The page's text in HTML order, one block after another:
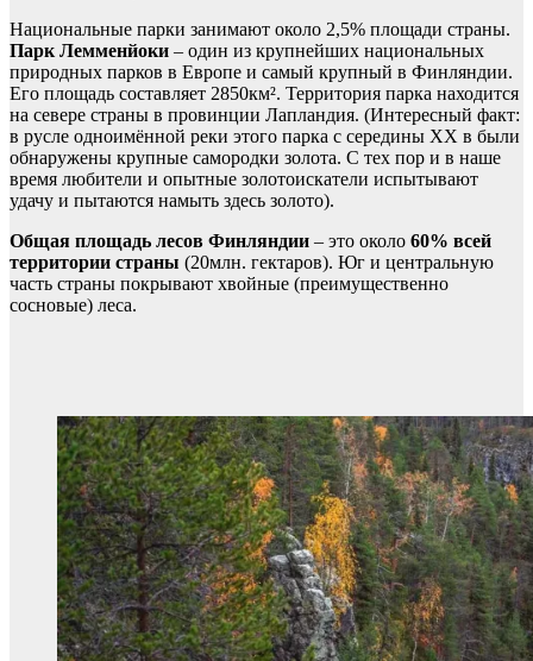
Национальные парки занимают около 2,5% площади страны.
Парк Лемменйоки – один из крупнейших национальных
природных парков в Европе и самый крупный в Финляндии.
Его площадь составляет 2850км². Территория парка находится
на севере страны в провинции Лапландия. (Интересный факт:
в русле одноимённой реки этого парка с середины ХХ в были
обнаружены крупные самородки золота. С тех пор и в наше
время любители и опытные золотоискатели испытывают
удачу и пытаются намыть здесь золото).
Общая площадь лесов Финляндии – это около 60% всей
территории страны (20млн. гектаров). Юг и центральную
часть страны покрывают хвойные (преимущественно
сосновые) леса.